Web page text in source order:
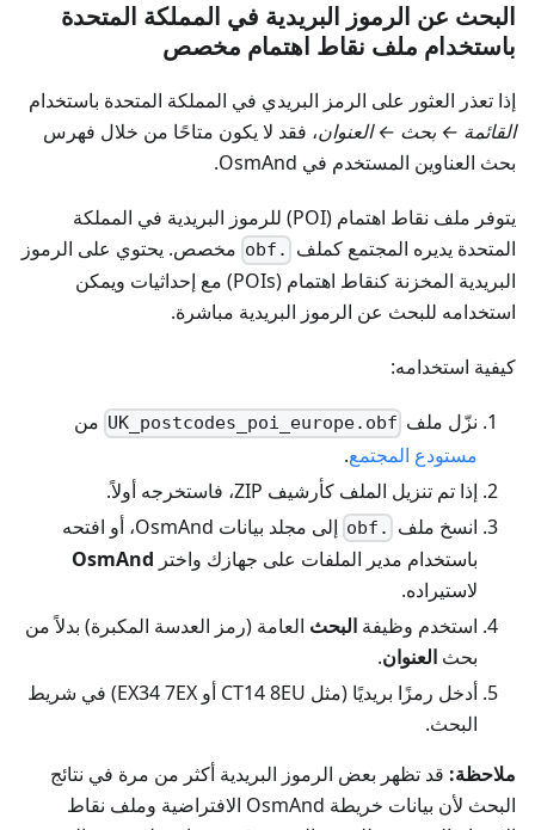
البحث عن الرموز البريدية في المملكة المتحدة
باستخدام ملف نقاط اهتمام مخصص
إذا تعذر العثور على الرمز البريدي في المملكة المتحدة باستخدام
القائمة ← بحث ← العنوان، فقد لا يكون متاحًا من خلال فهرس
بحث العناوين المستخدم في OsmAnd.
يتوفر ملف نقاط اهتمام (POI) للرموز البريدية في المملكة
المتحدة يديره المجتمع كملف
.obf
مخصص. يحتوي على الرموز
البريدية المخزنة كنقاط اهتمام (POIs) مع إحداثيات ويمكن
استخدامه للبحث عن الرموز البريدية مباشرة.
كيفية استخدامه:
نزّل ملف UK_postcodes_poi_europe.obf من
مستودع المجتمع.
إذا تم تنزيل الملف كأرشيف ZIP، فاستخرجه أولاً.
انسخ ملف
.obf
إلى مجلد بيانات OsmAnd، أو افتحه
باستخدام مدير الملفات على جهازك واختر OsmAnd
لاستيراده.
استخدم وظيفة البحث العامة (رمز العدسة المكبرة) بدلاً من
بحث العنوان.
أدخل رمزًا بريديًا (مثل CT14 8EU أو EX34 7EX) في شريط
البحث.
ملاحظة: قد تظهر بعض الرموز البريدية أكثر من مرة في نتائج
البحث لأن بيانات خريطة OsmAnd الافتراضية وملف نقاط